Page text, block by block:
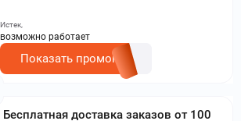
Истек,
возможно работает
Показать промокод
Бесплатная доставка заказов от 100